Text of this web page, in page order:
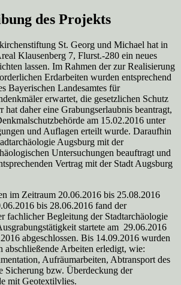
des Projekts
St. Georg und Michael hat in
Klausenberg 7, Flurst.-280 ein neues
lassen. Im Rahmen der zur Realisierung
Erdarbeiten wurden entsprechend
Bayerischen Landesamtes für
erwartet, die gesetzlichen Schutz
hat daher eine Grabungserlaubnis beantragt,
am 15.02.2016 unter
und Auflagen erteilt wurde. Daraufhin
Augsburg mit der
Untersuchungen beauftragt und
Vertrag mit der Stadt Augsburg
im Zeitraum 20.06.2016 bis 25.08.2016
bis 28.06.2016 fand der
fachlicher Begleitung der Stadtarchäologie
startete am 29.06.2016
abgeschlossen. Bis 14.09.2016 wurden
abschließende Arbeiten erledigt, wie:
Aufräumarbeiten, Abtransport des
Sicherung bzw. Überdeckung der
mit Geotextilvlies.